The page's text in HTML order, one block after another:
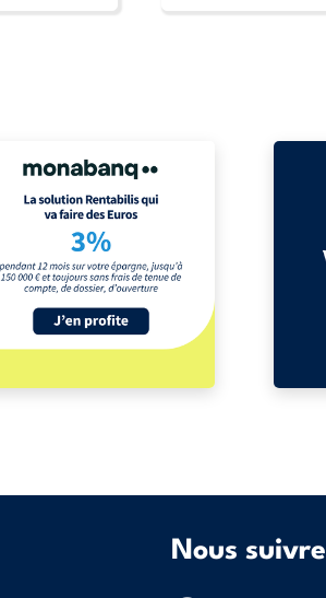
Nous suivre